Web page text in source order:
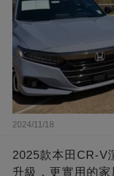
2024/11/18
2025款本田CR-V
升級，更實用的家